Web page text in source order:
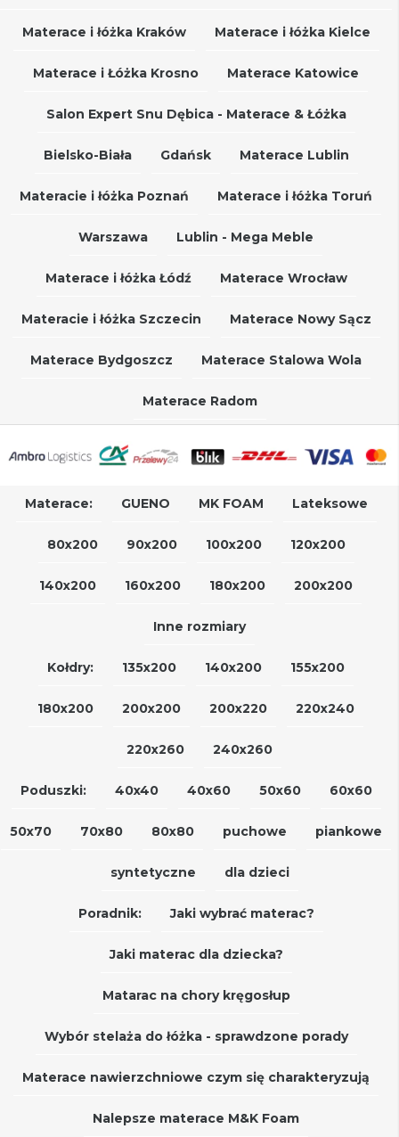
Materace i łóżka Kraków Materace i łóżka Kielce
Materace i Łóżka Krosno Materace Katowice
Salon Expert Snu Dębica - Materace & Łóżka
Bielsko-Biała Gdańsk Materace Lublin
Materacie i łóżka Poznań Materace i łóżka Toruń
Warszawa Lublin - Mega Meble
Materace i łóżka Łódź Materace Wrocław
Materacie i łóżka Szczecin Materace Nowy Sącz
Materace Bydgoszcz Materace Stalowa Wola
Materace Radom
Materace: GUENO MK FOAM Lateksowe
80x200 90x200 100x200 120x200
140x200 160x200 180x200 200x200
Inne rozmiary
Kołdry: 135x200 140x200 155x200
180x200 200x200 200x220 220x240
220x260 240x260
Poduszki: 40x40 40x60 50x60 60x60
50x70 70x80 80x80 puchowe piankowe
syntetyczne dla dzieci
Poradnik: Jaki wybrać materac?
Jaki materac dla dziecka?
Matarac na chory kręgosłup
Wybór stelaża do łóżka - sprawdzone porady
Materace nawierzchniowe czym się charakteryzują
Nalepsze materace M&K Foam